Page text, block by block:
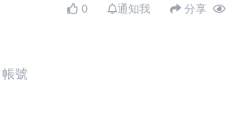
0 通知我 分享
帳號